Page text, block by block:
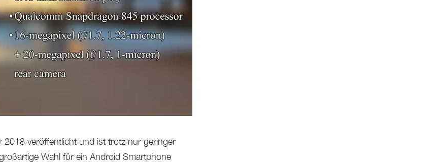
2018 veröffentlicht und ist trotz nur geringer
Wahl für ein Android Smartphone